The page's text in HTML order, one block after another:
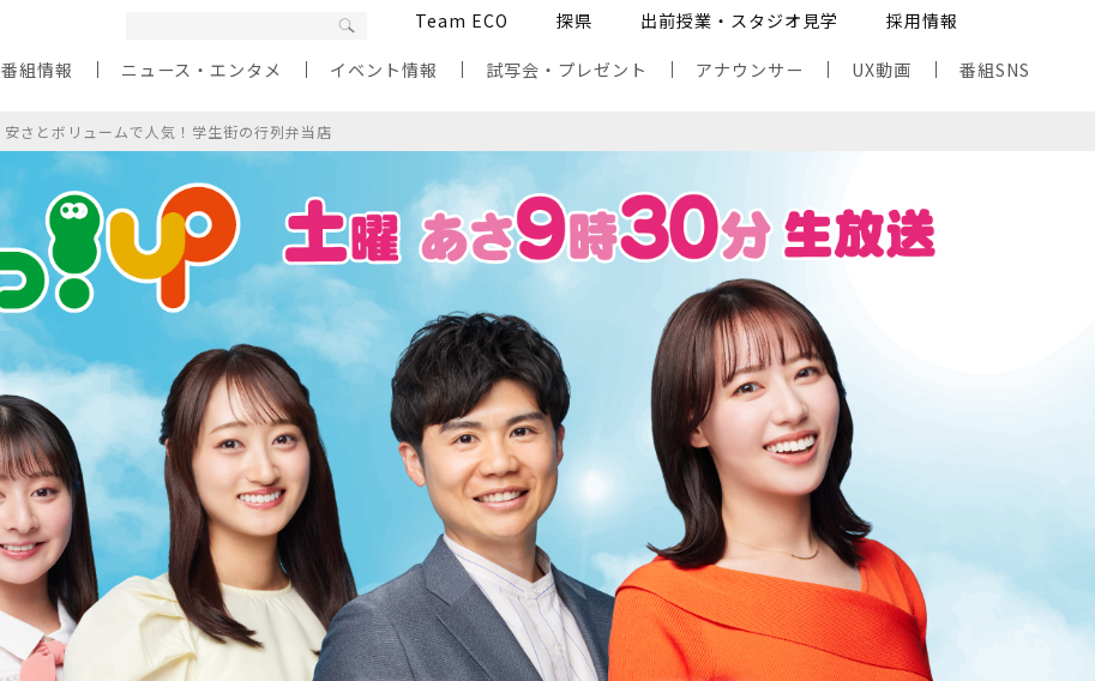
Team ECO 探県 出前授業・スタジオ見学 採用情報
番組情報 ニュース・エンタメ イベント情報 試写会・プレゼント アナウンサー UX動画 番組SNS
安さとボリュームで人気！学生街の行列弁当店